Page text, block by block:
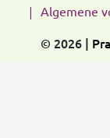
© 2026 |
Algemene